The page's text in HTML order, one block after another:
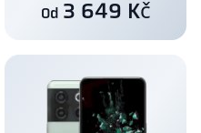
Od 3 649 Kč